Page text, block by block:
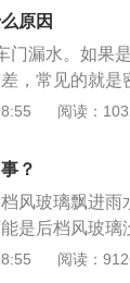
除空调排水孔
的位置比较低
室。解决办
车玻璃即可。
做出准确的
看是什么问
一汽大众第
来（Bora）：
其沉稳大方的
会中坚者的喜
驾御的快感
激情尽性挥洒
原因
门漏水。如果
，常见的就
、车窗漏水。
顿挫，那么有
度就会降低
撞后，就会产
易导致排水
恰好就在副驾
阅读：
？
风玻璃飘进雨
是后档风玻
避免进水。车
阅读：